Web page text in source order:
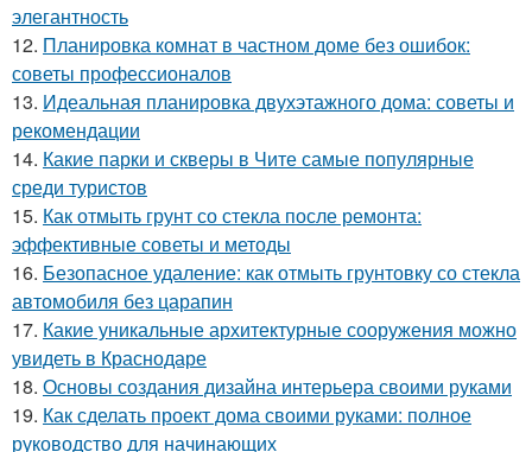
элегантность
12. Планировка комнат в частном доме без ошибок:
советы профессионалов
13. Идеальная планировка двухэтажного дома: советы и
рекомендации
14. Какие парки и скверы в Чите самые популярные
среди туристов
15. Как отмыть грунт со стекла после ремонта:
эффективные советы и методы
16. Безопасное удаление: как отмыть грунтовку со стекла
автомобиля без царапин
17. Какие уникальные архитектурные сооружения можно
увидеть в Краснодаре
18. Основы создания дизайна интерьера своими руками
19. Как сделать проект дома своими руками: полное
руководство для начинающих